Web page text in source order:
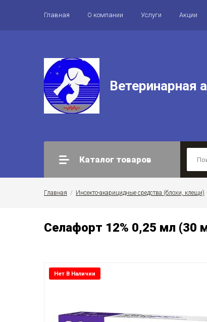
Главная О компании Услуги Акции
Ветеринарная
Каталог товаров
Главная
  /
Инсекто-акарицидные средства (блохи, клещи)
Селафорт 12% 0,25 мл (30
Нет В Наличии